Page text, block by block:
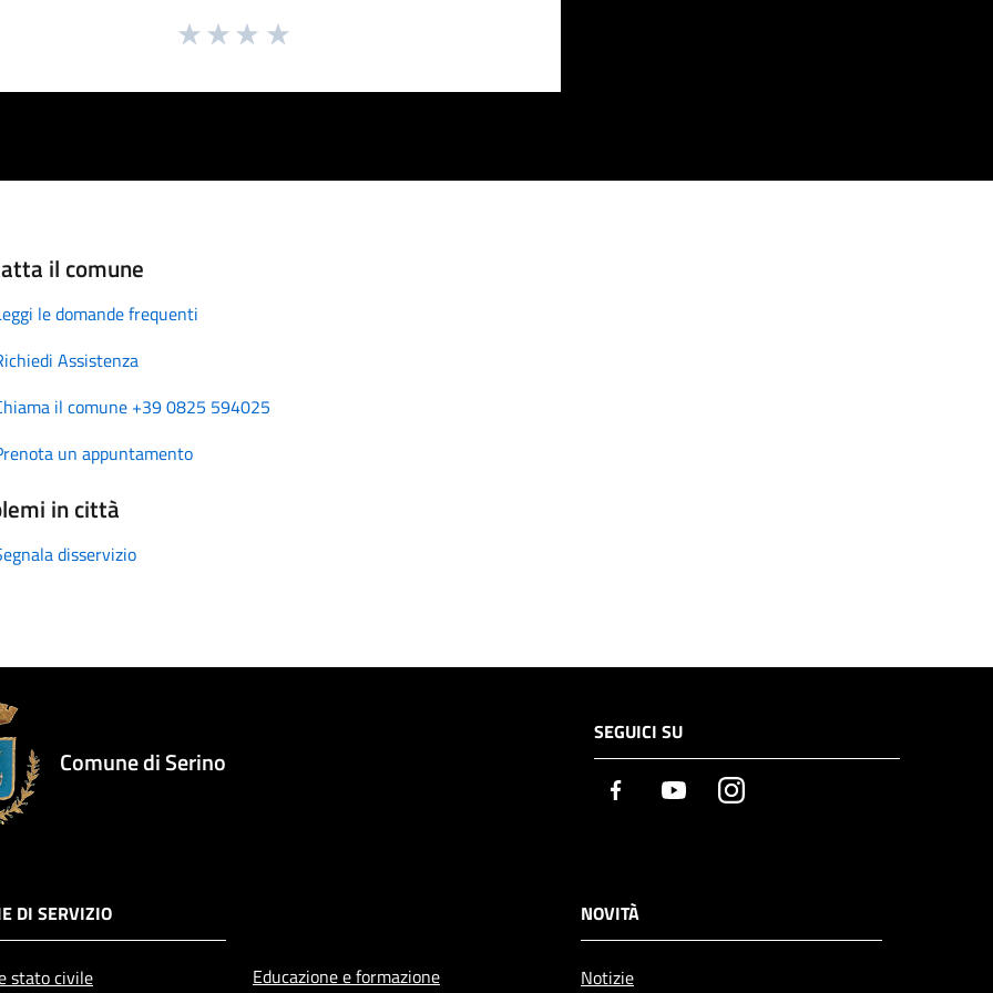
il comune
le domande frequenti
Assistenza
il comune +39 0825 594025
un appuntamento
in città
disservizio
Comune di Serino
SEGUICI SU
Facebook YoutubeInstagram
DI SERVIZIO
stato civile Educazione e formazione
NOVITÀ
Notizie